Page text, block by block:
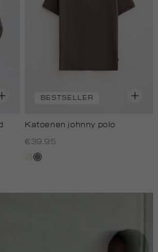
BESTSELLER
Katoenen johnny polo
€39.95
wit,klei